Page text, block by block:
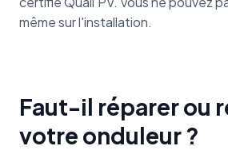
même sur l'installation.
Faut-il réparer ou
votre onduleur ?